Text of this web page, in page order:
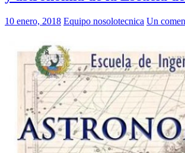
10 enero, 2018 Equipo nosolotecnica Un